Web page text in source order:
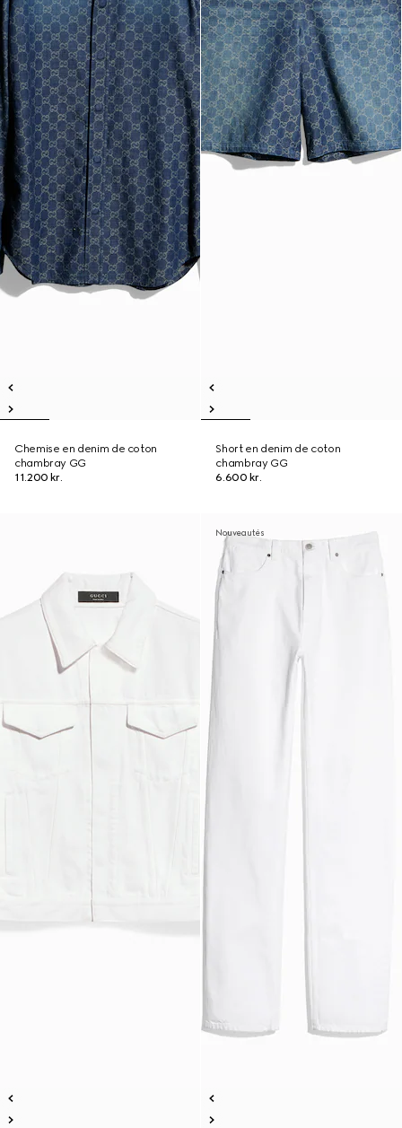
Chemise en denim de coton
chambray GG
11.200 kr.
Short en denim de coton
chambray GG
6.600 kr.
Nouveautés